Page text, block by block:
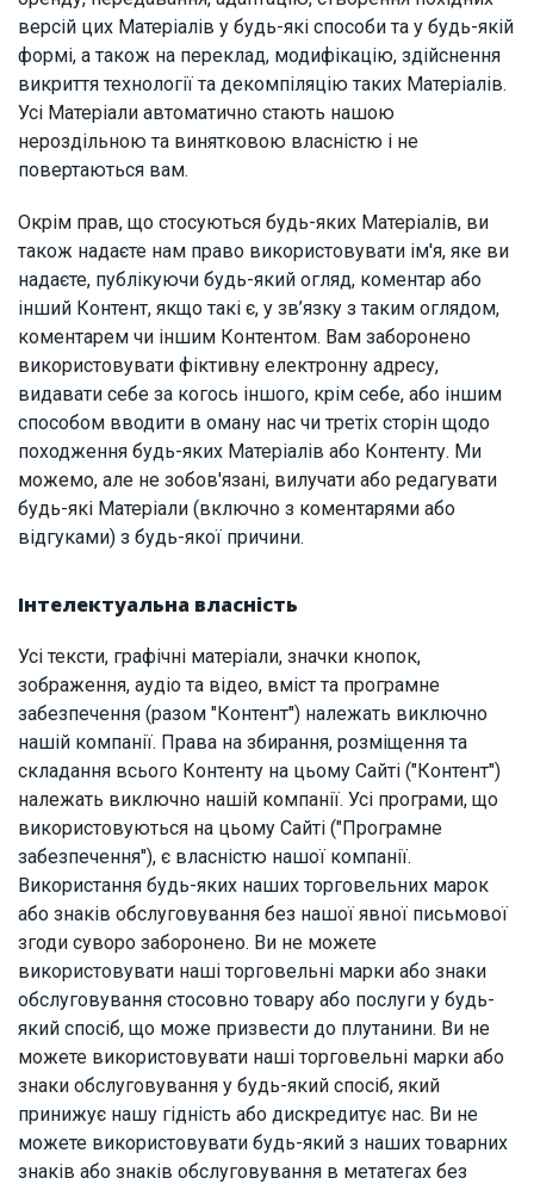
версій цих Матеріалів у будь-які способи та у будь-якій
формі, а також на переклад, модифікацію, здійснення
викриття технології та декомпіляцію таких Матеріалів.
Усі Матеріали автоматично стають нашою
нероздільною та винятковою власністю і не
повертаються вам.
Окрім прав, що стосуються будь-яких Матеріалів, ви
також надаєте нам право використовувати ім'я, яке ви
надаєте, публікуючи будь-який огляд, коментар або
інший Контент, якщо такі є, у зв’язку з таким оглядом,
коментарем чи іншим Контентом. Вам заборонено
використовувати фіктивну електронну адресу,
видавати себе за когось іншого, крім себе, або іншим
способом вводити в оману нас чи третіх сторін щодо
походження будь-яких Матеріалів або Контенту. Ми
можемо, але не зобов'язані, вилучати або редагувати
будь-які Матеріали (включно з коментарями або
відгуками) з будь-якої причини.
Інтелектуальна власність
Усі тексти, графічні матеріали, значки кнопок,
зображення, аудіо та відео, вміст та програмне
забезпечення (разом "Контент") належать виключно
нашій компанії. Права на збирання, розміщення та
складання всього Контенту на цьому Сайті ("Контент")
належать виключно нашій компанії. Усі програми, що
використовуються на цьому Сайті ("Програмне
забезпечення"), є власністю нашої компанії.
Використання будь-яких наших торговельних марок
або знаків обслуговування без нашої явної письмової
згоди суворо заборонено. Ви не можете
використовувати наші торговельні марки або знаки
обслуговування стосовно товару або послуги у будь-
який спосіб, що може призвести до плутанини. Ви не
можете використовувати наші торговельні марки або
знаки обслуговування у будь-який спосіб, який
принижує нашу гідність або дискредитує нас. Ви не
можете використовувати будь-який з наших товарних
знаків або знаків обслуговування в метатегах без